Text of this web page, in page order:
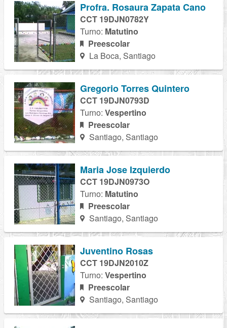
Profra. Rosaura Zapata Cano
CCT 19DJN0782Y
Turno: Matutino
Preescolar
La Boca, Santiago
Gregorio Torres Quintero
CCT 19DJN0793D
Turno: Vespertino
Preescolar
Santiago, Santiago
Maria Jose Izquierdo
CCT 19DJN0973O
Turno: Matutino
Preescolar
Santiago, Santiago
Juventino Rosas
CCT 19DJN2010Z
Turno: Vespertino
Preescolar
Santiago, Santiago